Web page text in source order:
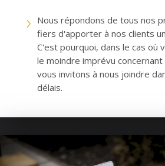
Nous répondons de tous nos
fiers d'apporter à nos clients un
C'est pourquoi, dans le cas où
le moindre imprévu
vous invitons à nous joindre
délais.